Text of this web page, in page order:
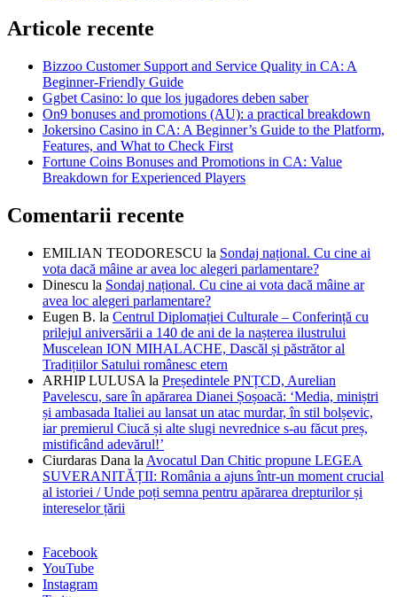
Articole recente
Bizzoo Customer Support and Service Quality in CA: A
Beginner-Friendly Guide
Ggbet Casino: lo que los jugadores deben saber
On9 bonuses and promotions (AU): a practical breakdown
Jokersino Casino in CA: A Beginner’s Guide to the Platform,
Features, and What to Check First
Fortune Coins Bonuses and Promotions in CA: Value
Breakdown for Experienced Players
Comentarii recente
EMILIAN TEODORESCU la Sondaj național. Cu cine ai
vota dacă mâine ar avea loc alegeri parlamentare?
Dinescu la Sondaj național. Cu cine ai vota dacă mâine ar
avea loc alegeri parlamentare?
Eugen B. la Centrul Diplomației Culturale – Conferință cu
prilejul aniversării a 140 de ani de la nașterea ilustrului
Muscelean ION MIHALACHE, Dascăl și păstrător al
Tradițiilor Satului românesc etern
ARHIP LULUSA la Președintele PNȚCD, Aurelian
Pavelescu, sare în apărarea Dianei Șoșoacă: ‘Media, miniștri
și ambasada Italiei au lansat un atac murdar, în stil bolșevic,
iar premierul Ciucă și alte slugi nevrednice s-au făcut preș,
mistificând adevărul!’
Ciurdaras Dana la Avocatul Dan Chitic propune LEGEA
SUVERANITĂȚII: România a ajuns într-un moment crucial
al istoriei / Unde poți semna pentru apărarea drepturilor și
intereselor țării
Facebook
YouTube
Instagram